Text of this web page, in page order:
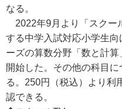
なる。
2022年9月より「スクー
する中学入試対応小学生
ーズの算数分野「数と計
開始した。その他の科目
る。250円（税込）より利
認できる。